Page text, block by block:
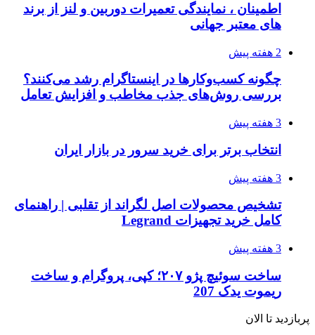
اطمینان ، نمایندگی تعمیرات دوربین و لنز از برند
های معتبر جهانی
2 هفته پیش
چگونه کسب‌وکارها در اینستاگرام رشد می‌کنند؟
بررسی روش‌های جذب مخاطب و افزایش تعامل
3 هفته پیش
انتخاب برتر برای خرید سرور در بازار ایران
3 هفته پیش
تشخیص محصولات اصل لگراند از تقلبی | راهنمای
کامل خرید تجهیزات Legrand
3 هفته پیش
ساخت سوئیچ پژو ۲۰۷؛ کپی، پروگرام و ساخت
ریموت یدک 207
پربازدید تا الان